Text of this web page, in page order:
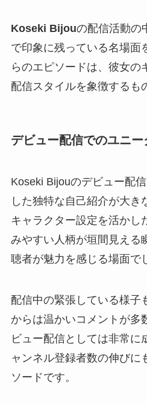
Koseki Bijouの配信活動の
で印象に残っている名場面
らのエピソードは、彼女の
配信スタイルを象徴するも
デビュー配信でのユニ
Koseki Bijouのデビュー配
した独特な自己紹介が大き
キャラクター設定を活かし
みやすい人柄が垣間見える
聴者が魅力を感じる場面で
配信中の緊張している様子
からは温かいコメントが多
ビュー配信としては非常に
ャンネル登録者数の伸びに
ソードです。